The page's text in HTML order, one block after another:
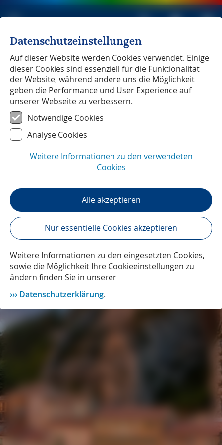
Michael Müller Verlag unabhängig seit 1979
Haute-Provence― Unterwegs mit
Ralf Nestmeyer
Datenschutzeinstellungen
Auf dieser Website werden Cookies verwendet. Einige
dieser Cookies sind essenziell für die Funktionalität
der Website, während andere uns die Möglichkeit
geben die Performance und User Experience auf
unserer Webseite zu verbessern.
Notwendige Cookies
Analyse Cookies
Weitere Informationen zu den verwendeten
Cookies
Alle akzeptieren
Nur essentielle Cookies akzeptieren
Weitere Informationen zu den eingesetzten Cookies,
sowie die Möglichkeit Ihre Cookieeinstellungen zu
ändern finden Sie in unserer
Datenschutzerklärung.